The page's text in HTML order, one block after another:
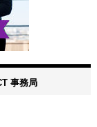
事務局